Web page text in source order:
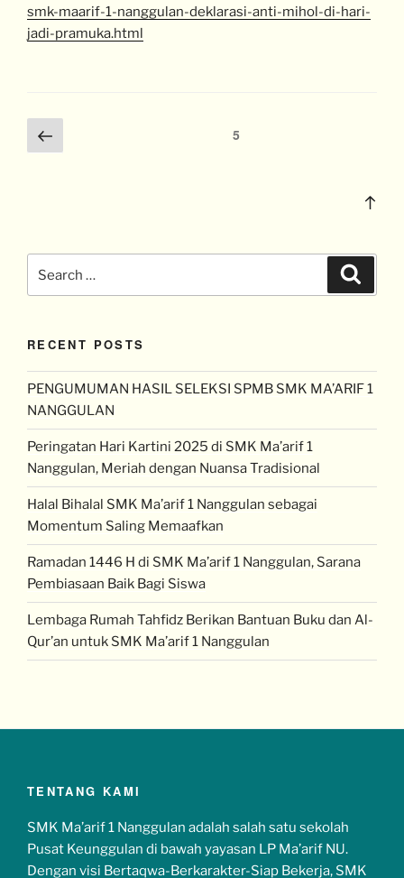
smk-maarif-1-nanggulan-deklarasi-anti-mihol-di-hari-
jadi-pramuka.html
5
RECENT POSTS
PENGUMUMAN HASIL SELEKSI SPMB SMK MA’ARIF 1
NANGGULAN
Peringatan Hari Kartini 2025 di SMK Ma’arif 1
Nanggulan, Meriah dengan Nuansa Tradisional
Halal Bihalal SMK Ma’arif 1 Nanggulan sebagai
Momentum Saling Memaafkan
Ramadan 1446 H di SMK Ma’arif 1 Nanggulan, Sarana
Pembiasaan Baik Bagi Siswa
Lembaga Rumah Tahfidz Berikan Bantuan Buku dan Al-
Qur’an untuk SMK Ma’arif 1 Nanggulan
TENTANG KAMI
SMK Ma’arif 1 Nanggulan adalah salah satu sekolah
Pusat Keunggulan di bawah yayasan LP Ma’arif NU.
Dengan visi Bertaqwa-Berkarakter-Siap Bekerja, SMK